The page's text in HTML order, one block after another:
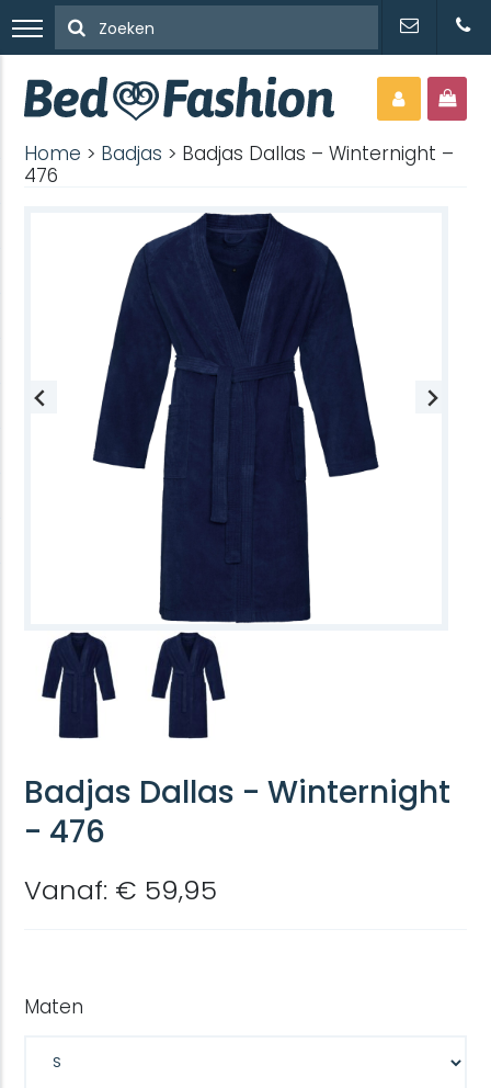
Home > Badjas > Badjas Dallas – Winternight –
476
Badjas Dallas - Winternight
- 476
Vanaf: € 59,95
Maten